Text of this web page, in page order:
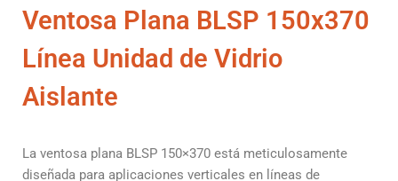
Ventosa Plana BLSP 150x370
Línea Unidad de Vidrio
Aislante
La ventosa plana BLSP 150×370 está meticulosamente
diseñada para aplicaciones verticales en líneas de